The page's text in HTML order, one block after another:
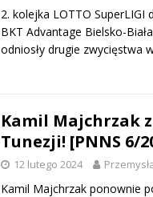
2. kolejka LOTTO SuperLIGI
BKT Advantage Bielsko-
odniosły drugie zwycięstwa
Kamil Majchrzak
Tunezji! [PNNS 6/
12 lutego 2024
Kamil Majchrzak ponownie